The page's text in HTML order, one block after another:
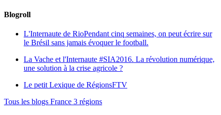
Blogroll
L'Internaute de RioPendant cinq semaines, on peut écrire sur
le Brésil sans jamais évoquer le football.
La Vache et l'Internaute #SIA2016. La révolution numérique,
une solution à la crise agricole ?
Le petit Lexique de RégionsFTV
Tous les blogs France 3 régions